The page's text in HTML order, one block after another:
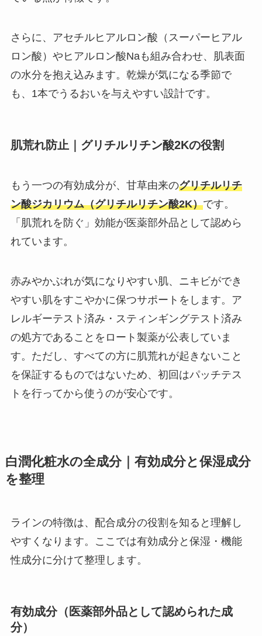
さらに、アセチルヒアルロン酸（スーパーヒアル
ロン酸）やヒアルロン酸Naも組み合わせ、肌表面
の水分を抱え込みます。乾燥が気になる季節で
も、1本でうるおいを与えやすい設計です。
肌荒れ防止｜グリチルリチン酸2Kの役割
もう一つの有効成分が、甘草由来のグリチルリチ
ン酸ジカリウム（グリチルリチン酸2K）です。
「肌荒れを防ぐ」効能が医薬部外品として認めら
れています。
赤みやかぶれが気になりやすい肌、ニキビができ
やすい肌をすこやかに保つサポートをします。ア
レルギーテスト済み・スティンギングテスト済み
の処方であることをロート製薬が公表していま
す。ただし、すべての方に肌荒れが起きないこと
を保証するものではないため、初回はパッチテス
トを行ってから使うのが安心です。
白潤化粧水の全成分｜有効成分と保湿成分
を整理
ラインの特徴は、配合成分の役割を知ると理解し
やすくなります。ここでは有効成分と保湿・機能
性成分に分けて整理します。
有効成分（医薬部外品として認められた成
分）